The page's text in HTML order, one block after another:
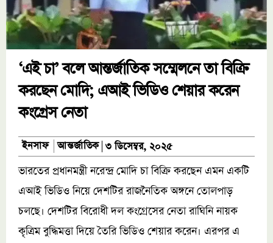
‘এই চা’ বলে আন্তর্জাতিক সম্মেলনে তা বিক্রি
করছেন মোদি; এআই ভিডিও শেয়ার করেন
কংগ্রেস নেতা
ইনসাফ আন্তর্জাতিক ৩ ডিসেম্বর, ২০২৫
ভারতের প্রধানমন্ত্রী নরেন্দ্র মোদি চা বিক্রি করছেন এমন একটি
এআই ভিডিও নিয়ে দেশটির রাজনৈতিক অঙ্গনে তোলপাড়
চলছে। দেশটির বিরোধী দল কংগ্রেসের নেতা রাঘিনি নায়ক
কৃত্রিম বুদ্ধিমত্তা দিয়ে তৈরি ভিডিও শেয়ার করেন। এরপর এ